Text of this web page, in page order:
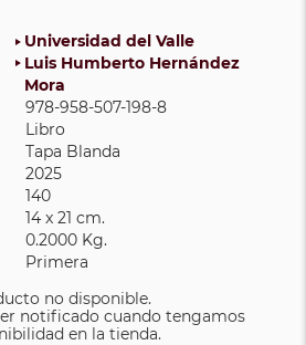
Universidad del Valle
Luis Humberto Hernández
Mora
978-958-507-198-8
Libro
Tapa Blanda
2025
140
14 x 21 cm.
0.2000 Kg.
Primera
no disponible.
notificado cuando tengamos
en la tienda.